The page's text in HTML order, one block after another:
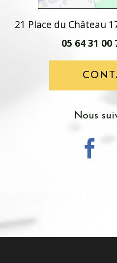
21 Place du Château
05 64 31 00
nous